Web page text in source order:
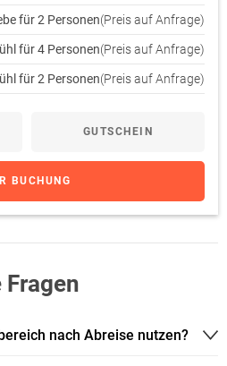
für 2 Personen(Preis auf Anfrage)
für 4 Personen(Preis auf Anfrage)
für 2 Personen(Preis auf Anfrage)
GUTSCHEIN
BUCHUNG
nach Abreise nutzen?